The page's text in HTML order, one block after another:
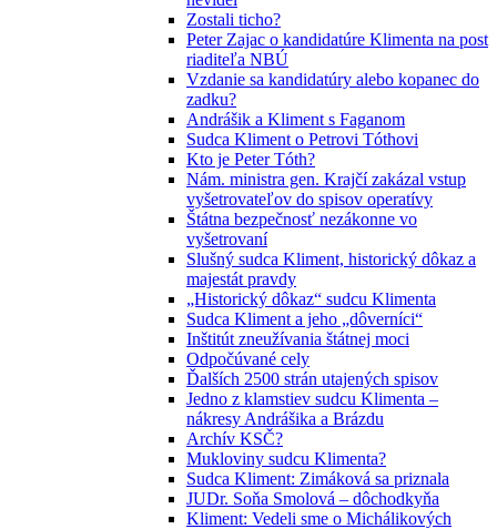
Zostali ticho?
Peter Zajac o kandidatúre Klimenta na post
riaditeľa NBÚ
Vzdanie sa kandidatúry alebo kopanec do
zadku?
Andrášik a Kliment s Faganom
Sudca Kliment o Petrovi Tóthovi
Kto je Peter Tóth?
Nám. ministra gen. Krajčí zakázal vstup
vyšetrovateľov do spisov operatívy
Štátna bezpečnosť nezákonne vo
vyšetrovaní
Slušný sudca Kliment, historický dôkaz a
majestát pravdy
„Historický dôkaz“ sudcu Klimenta
Sudca Kliment a jeho „dôverníci“
Inštitút zneužívania štátnej moci
Odpočúvané cely
Ďalších 2500 strán utajených spisov
Jedno z klamstiev sudcu Klimenta –
nákresy Andrášika a Brázdu
Archív KSČ?
Mukloviny sudcu Klimenta?
Sudca Kliment: Zimáková sa priznala
JUDr. Soňa Smolová – dôchodkyňa
Kliment: Vedeli sme o Michálikových